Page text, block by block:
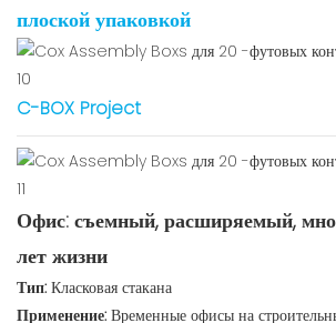
плоской упаковкой
C-BOX Project
Офис: съемный, расширяемый,
лет жизни
Тип: Класковая стакана
Применение: Временные офисы на